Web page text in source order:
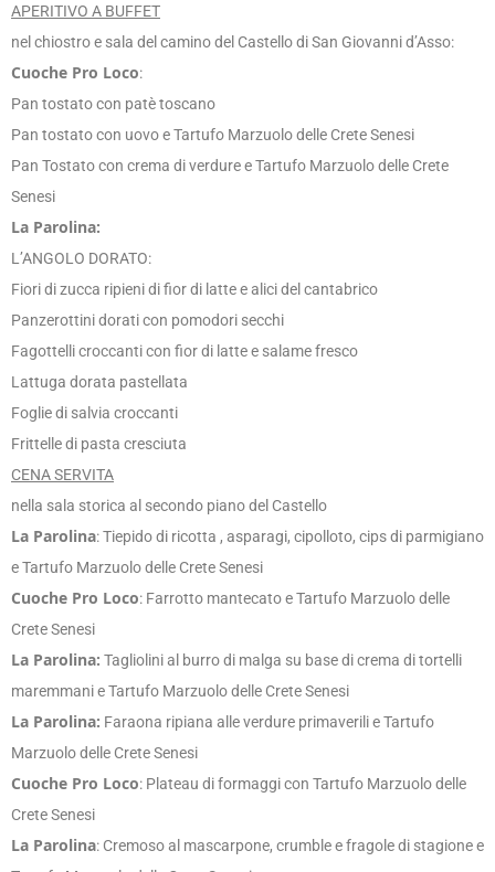
APERITIVO A BUFFET
nel chiostro e sala del camino del Castello di San Giovanni d’Asso:
Cuoche Pro Loco:
Pan tostato con patè toscano
Pan tostato con uovo e Tartufo Marzuolo delle Crete Senesi
Pan Tostato con crema di verdure e Tartufo Marzuolo delle Crete
Senesi
La Parolina:
L’ANGOLO DORATO:
Fiori di zucca ripieni di fior di latte e alici del cantabrico
Panzerottini dorati con pomodori secchi
Fagottelli croccanti con fior di latte e salame fresco
Lattuga dorata pastellata
Foglie di salvia croccanti
Frittelle di pasta cresciuta
CENA SERVITA
nella sala storica al secondo piano del Castello
La Parolina: Tiepido di ricotta , asparagi, cipolloto, cips di parmigiano
e Tartufo Marzuolo delle Crete Senesi
Cuoche Pro Loco: Farrotto mantecato e Tartufo Marzuolo delle
Crete Senesi
La Parolina: Tagliolini al burro di malga su base di crema di tortelli
maremmani e Tartufo Marzuolo delle Crete Senesi
La Parolina: Faraona ripiana alle verdure primaverili e Tartufo
Marzuolo delle Crete Senesi
Cuoche Pro Loco: Plateau di formaggi con Tartufo Marzuolo delle
Crete Senesi
La Parolina: Cremoso al mascarpone, crumble e fragole di stagione e